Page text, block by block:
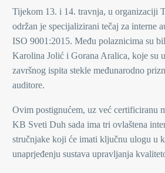
Tijekom 13. i 14. travnja, u organizaciji
održan je specijalizirani tečaj za interne
ISO 9001:2015. Među polaznicima su
Karolina Jolić i Gorana Aralica, koje su
završnog ispita stekle međunarodno
auditore.
Ovim postignućem, uz već certificiranu
KB Sveti Duh sada ima tri ovlaštena
stručnjake koji će imati ključnu ulogu u
unaprjeđenju sustava upravljanja